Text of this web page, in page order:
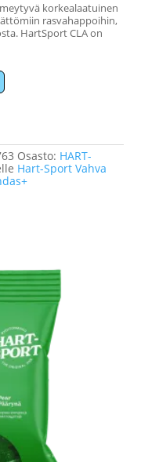
korkealaatuinen
rasvahappoihin,
HartSport CLA on
Osasto: HART-
Hart-Sport Vahva